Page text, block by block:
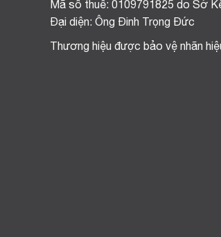
Mã số thuế: 0109791825 do Sở
Đại diện: Ông Đinh Trọng Đức
Thương hiệu được bảo vệ nhãn